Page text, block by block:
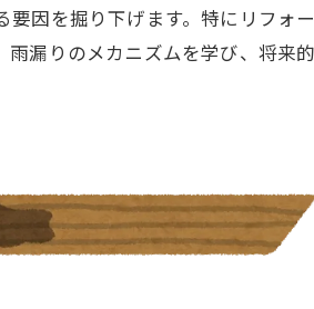
因を掘り下げます。特にリフォ
漏りのメカニズムを学び、将来